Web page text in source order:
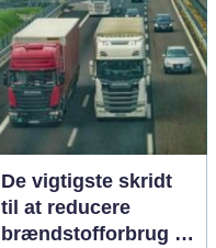
De vigtigste skridt
til at reducere
brændstofforbrug i